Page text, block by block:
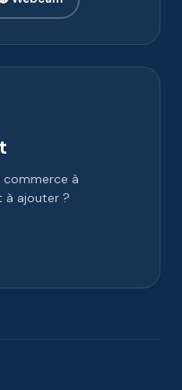
commerce à
à ajouter ?